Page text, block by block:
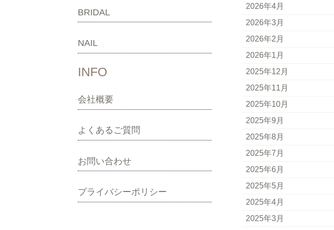
BRIDAL
NAIL
INFO
会社概要
よくあるご質問
お問い合わせ
プライバシーポリシー
2026年4月
2026年3月
2026年2月
2026年1月
2025年12月
2025年11月
2025年10月
2025年9月
2025年8月
2025年7月
2025年6月
2025年5月
2025年4月
2025年3月